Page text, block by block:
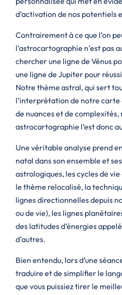
d’activation de nos potentiels
Contrairement à ce que l’on
l’astrocartographie n’est pas
chercher une ligne de Vénus
une ligne de Jupiter pour
Notre thème astral, qui sert
l’interprétation de notre carte
de nuances et de
astrocartographie l’est donc
Une véritable analyse prend
natal dans son ensemble et
astrologiques, les cycles de
le thème relocalisé, la
lignes directionnelles depuis
ou de vie), les lignes
des latitudes d’énergies
d’autres.
Bien entendu, lors d’une
traduire et de simplifier le
que vous puissiez tirer le